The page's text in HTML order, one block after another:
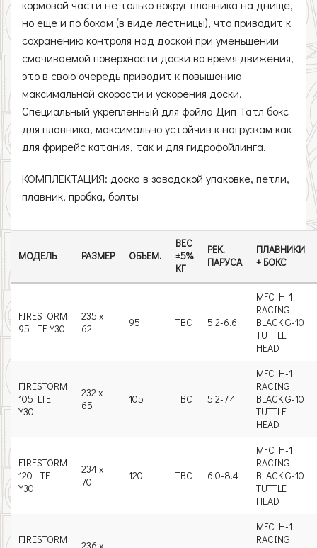
кормовой части не только вокруг плавника на днище,
но еще и по бокам (в виде лестницы), что приводит к
сохранению контроля над доской при уменьшении
смачиваемой поверхности доски во время движения,
это в свою очередь приводит к повышению
максимальной скорости и ускорения доски.
Специальный укрепленный для фойла Дип Татл бокс
для плавника, максимально устойчив к нагрузкам как
для фрирейс катания, так и для гидрофойлинга.
КОМПЛЕКТАЦИЯ: доска в заводской упаковке, петли,
плавник, пробка, болты
МОДЕЛЬ РАЗМЕР ОБЪЕМ.
ВЕС
±5%
КГ
РЕК.
ПАРУСА
ПЛАВНИКИ
+ БОКС
FIRESTORM
95 LTE Y30
235 x
62
95 TBC 5.2-6.6
MFC H-1
RACING
BLACK G-10
TUTTLE
HEAD
FIRESTORM
105 LTE
Y30
232 x
65
105 TBC 5.2-7.4
MFC H-1
RACING
BLACK G-10
TUTTLE
HEAD
FIRESTORM
120 LTE
Y30
234 x
70
120 TBC 6.0-8.4
MFC H-1
RACING
BLACK G-10
TUTTLE
HEAD
FIRESTORM
236 x
MFC H-1
RACING